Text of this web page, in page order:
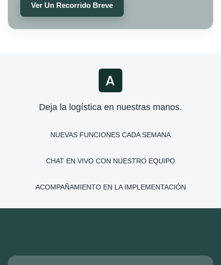
Ver Un Recorrido Breve
Deja la logística en nuestras manos.
NUEVAS FUNCIONES CADA SEMANA
CHAT EN VIVO CON NUESTRO EQUIPO
ACOMPAÑAMIENTO EN LA IMPLEMENTACIÓN